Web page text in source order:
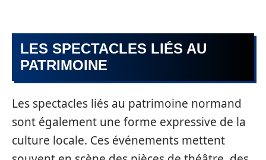
LES SPECTACLES LIÉS AU
PATRIMOINE
Les spectacles liés au patrimoine normand
sont également une forme expressive de la
culture locale. Ces événements mettent